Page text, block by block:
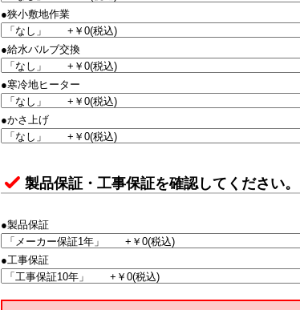
●狭小敷地作業
●給水バルブ交換
●寒冷地ヒーター
●かさ上げ
製品保証・工事保証を確認してください。
●製品保証
●工事保証